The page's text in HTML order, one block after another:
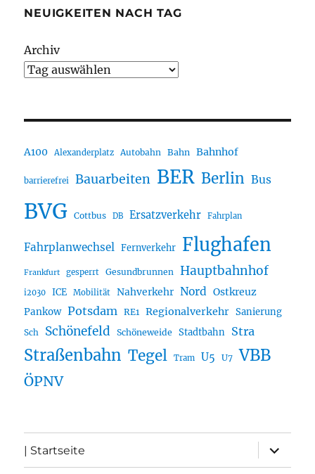
NEUIGKEITEN NACH TAG
Archiv
A100 Alexanderplatz Autobahn Bahn Bahnhof
barrierefrei Bauarbeiten BER Berlin Bus
BVG Cottbus DB Ersatzverkehr Fahrplan
Fahrplanwechsel Fernverkehr Flughafen
Frankfurt gesperrt Gesundbrunnen Hauptbahnhof
i2030 ICE Mobilität Nahverkehr Nord Ostkreuz
Pankow Potsdam RE1 Regionalverkehr Sanierung
Sch Schönefeld Schöneweide Stadtbahn Stra
Straßenbahn Tegel Tram U5 U7 VBB
ÖPNV
| Startseite
öffnen